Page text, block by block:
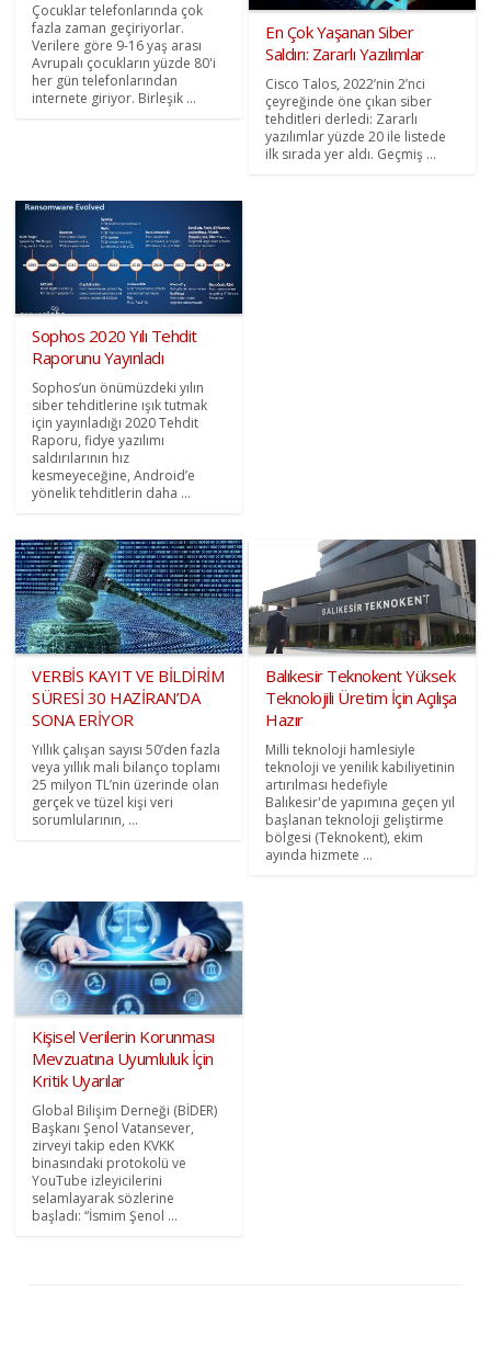
Çocuklar telefonlarında çok
fazla zaman geçiriyorlar.
Verilere göre 9-16 yaş arası
Avrupalı çocukların yüzde 80'i
her gün telefonlarından
internete giriyor. Birleşik ...
En Çok Yaşanan Siber
Saldırı: Zararlı Yazılımlar
Cisco Talos, 2022’nin 2’nci
çeyreğinde öne çıkan siber
tehditleri derledi: Zararlı
yazılımlar yüzde 20 ile listede
ilk sırada yer aldı. Geçmiş ...
Sophos 2020 Yılı Tehdit
Raporunu Yayınladı
Sophos’un önümüzdeki yılın
siber tehditlerine ışık tutmak
için yayınladığı 2020 Tehdit
Raporu, fidye yazılımı
saldırılarının hız
kesmeyeceğine, Android’e
yönelik tehditlerin daha ...
VERBİS KAYIT VE BİLDİRİM
SÜRESİ 30 HAZİRAN’DA
SONA ERİYOR
Yıllık çalışan sayısı 50’den fazla
veya yıllık mali bilanço toplamı
25 milyon TL’nin üzerinde olan
gerçek ve tüzel kişi veri
sorumlularının, ...
Balıkesir Teknokent Yüksek
Teknolojili Üretim İçin Açılışa
Hazır
Milli teknoloji hamlesiyle
teknoloji ve yenilik kabiliyetinin
artırılması hedefiyle
Balıkesir'de yapımına geçen yıl
başlanan teknoloji geliştirme
bölgesi (Teknokent), ekim
ayında hizmete ...
Kişisel Verilerin Korunması
Mevzuatına Uyumluluk İçin
Kritik Uyarılar
Global Bilişim Derneği (BİDER)
Başkanı Şenol Vatansever,
zirveyi takip eden KVKK
binasındaki protokolü ve
YouTube izleyicilerini
selamlayarak sözlerine
başladı: “İsmim Şenol ...